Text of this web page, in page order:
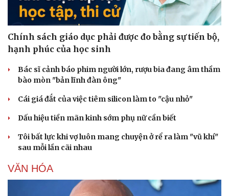
Chính sách giáo dục phải được đo bằng sự tiến bộ,
hạnh phúc của học sinh
Bác sĩ cảnh báo phim người lớn, rượu bia đang âm thầm
bào mòn "bản lĩnh đàn ông"
Cái giá đắt của việc tiêm silicon làm to "cậu nhỏ"
Dấu hiệu tiền mãn kinh sớm phụ nữ cần biết
Tôi bất lực khi vợ luôn mang chuyện ở rể ra làm "vũ khí"
sau mỗi lần cãi nhau
VĂN HÓA